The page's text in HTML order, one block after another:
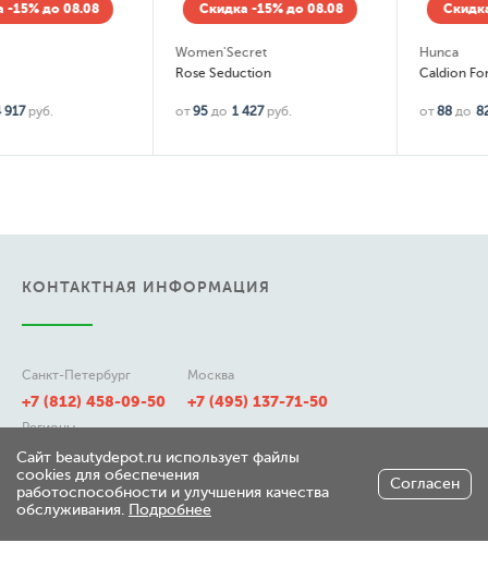
Скидка -15% до 08.08
от
Скидка -15% до 08.08
от
КОНТАКТНАЯ ИНФОРМАЦИЯ
Санкт-Петербург
+7 (812) 458-09-50
Москва
+7 (495) 137-71-50
Регионы
8 (800) 511-21-50
197348, г. Санкт-Петербург,
Сайт beautydepot.ru использует файлы
cookies для обеспечения
работоспособности и улучшения качества
обслуживания. Подробнее
Согласен